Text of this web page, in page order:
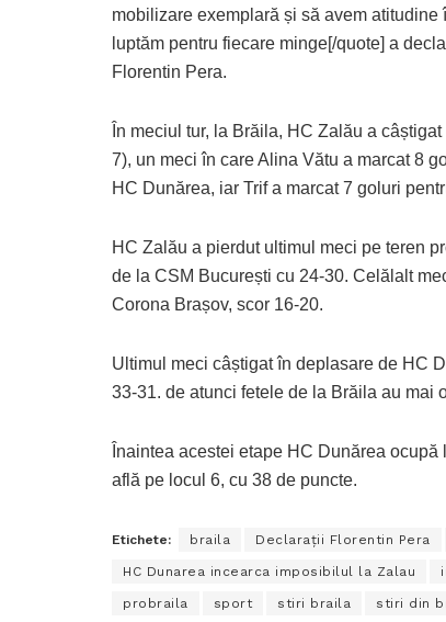
mobilizare exemplară și să avem atitudine
luptăm pentru fiecare minge[/quote] a
Florentin Pera.
În meciul tur, la Brăila, HC Zalău a
7), un meci în care Alina Vătu a marcat 8
HC Dunărea, iar Trif a marcat 7 goluri
HC Zalău a pierdut ultimul meci pe teren
de la CSM București cu 24-30. Celălalt
Corona Brașov, scor 16-20.
Ultimul meci câștigat în deplasare de HC
33-31. de atunci fetele de la Brăila au mai
Înaintea acestei etape HC Dunărea
află pe locul 6, cu 38 de puncte.
Etichete: braila Declarații Florentin Pera
HC Dunarea incearca imposibilul la Zalau
probraila sport stiri braila stiri din